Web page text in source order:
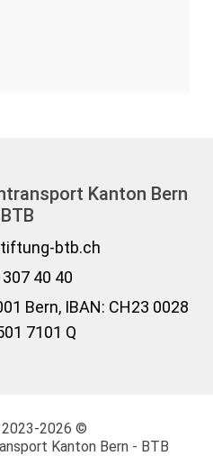
Kanton Bern
btb.ch
40 40
Bern, IBAN: CH23 0028
7101 Q
2026 ©
Kanton Bern - BTB